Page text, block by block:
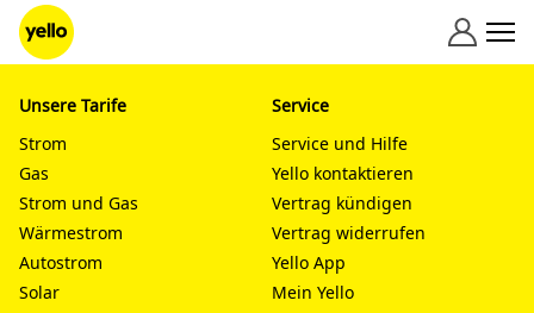
Zum Inhalt springen
Unsere Tarife
Strom
Gas
Strom und Gas
Wärmestrom
Autostrom
Solar
Service
Service und Hilfe
Yello kontaktieren
Vertrag kündigen
Vertrag widerrufen
Yello App
Mein Yello